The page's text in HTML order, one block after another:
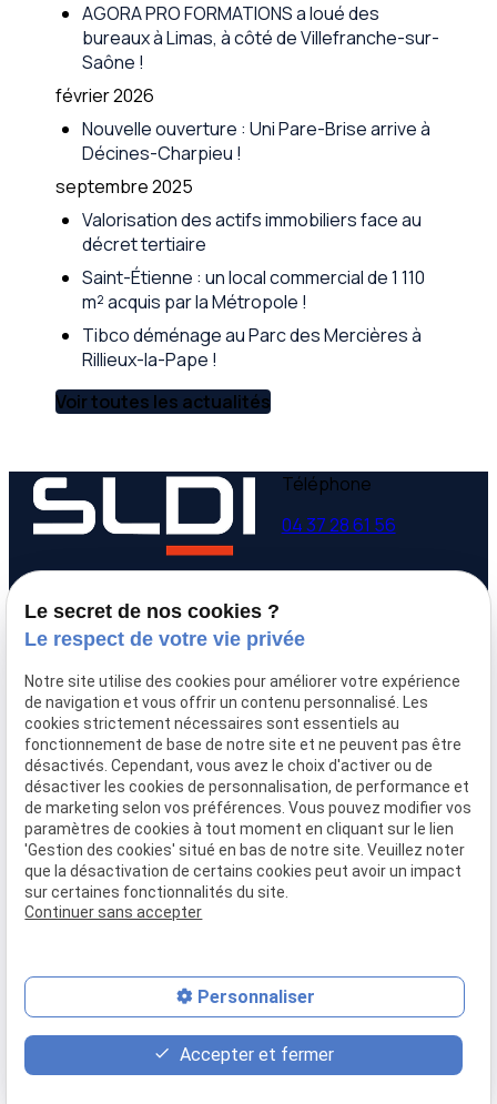
AGORA PRO FORMATIONS a loué des
bureaux à Limas, à côté de Villefranche-sur-
Saône !
février 2026
Nouvelle ouverture : Uni Pare-Brise arrive à
Décines-Charpieu !
septembre 2025
Valorisation des actifs immobiliers face au
décret tertiaire
Saint-Étienne : un local commercial de 1 110
m² acquis par la Métropole !
Tibco déménage au Parc des Mercières à
Rillieux-la-Pape !
Voir toutes les actualités
Téléphone
04 37 28 61 56
9 avenue Victor Hugo
69160 Tassin la Demi-
Lune
Lundi - Vendredi
18:00
Accueil
Qui sommes-nous
Nos biens
Prix immobilier
Confier mon bien
Rejoignez-nous
Contact
place
Plan d'accès
contact_page
Contact
phone
04 37 28 61 56
Le secret de nos cookies ?
Le respect de votre vie privée
Notre site utilise des cookies pour améliorer votre expérience
de navigation et vous offrir un contenu personnalisé. Les
cookies strictement nécessaires sont essentiels au
fonctionnement de base de notre site et ne peuvent pas être
désactivés. Cependant, vous avez le choix d'activer ou de
désactiver les cookies de personnalisation, de performance et
de marketing selon vos préférences. Vous pouvez modifier vos
paramètres de cookies à tout moment en cliquant sur le lien
'Gestion des cookies' situé en bas de notre site. Veuillez noter
que la désactivation de certains cookies peut avoir un impact
sur certaines fonctionnalités du site.
Continuer sans accepter
Personnaliser
Accepter et fermer